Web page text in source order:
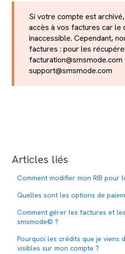
Si votre compte est
accès à vos factures car le
inaccessible. Cependant,
factures : pour les
facturation@smsmode.com
support@smsmode.com
Articles liés
Comment modifier mon RIB pour
Quelles sont les options de
Comment gérer les factures et
smsmode© ?
Pourquoi les crédits que je viens
visibles sur mon compte ?